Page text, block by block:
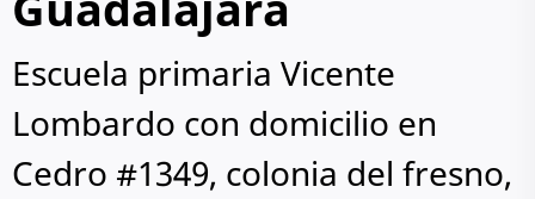
Escuela primaria Vicente
Lombardo con domicilio en
Cedro #1349, colonia del fresno,